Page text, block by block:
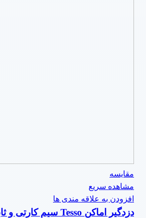
مقایسه
مشاهده سریع
افزودن به علاقه مندی ها